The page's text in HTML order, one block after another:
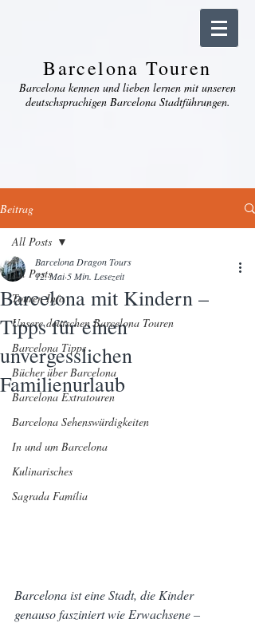
Barcelona Touren
Barcelona kennen und lieben lernen mit unseren
deutschsprachigen Barcelona Stadtführungen.
Beitrag
All Posts
Touren Info
Unsere deutschen Barcelona Touren
Barcelona Tipps
Bücher über Barcelona
Barcelona Extratouren
Barcelona Sehenswürdigkeiten
In und um Barcelona
Kulinarisches
Sagrada Família
All Posts
Barcelona mit Kindern –
Tipps für einen
unvergesslichen
Familienurlaub
Barcelona Dragon Tours
12. Mai 5 Min. Lesezeit
Barcelona ist eine Stadt, die Kinder
genauso fasziniert wie Erwachsene –